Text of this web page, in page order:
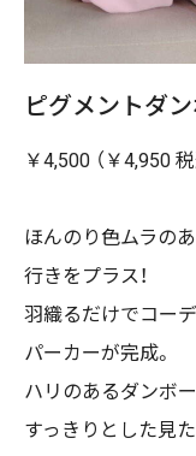
ピグメントダ
￥4,500 （￥4,950 税
ほんのり色ムラの
行きをプラス！
羽織るだけでコー
パーカーが完成。
ハリのあるダンボ
すっきりとした見た